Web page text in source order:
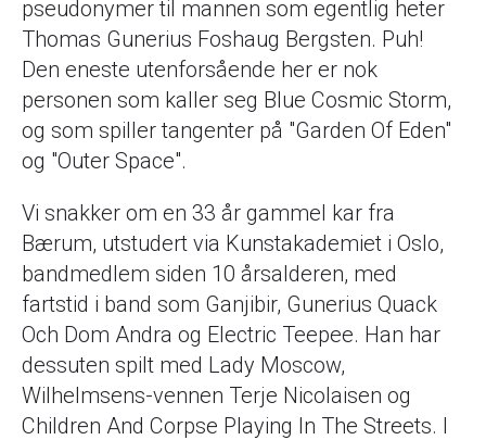
pseudonymer til mannen som egentlig heter
Thomas Gunerius Foshaug Bergsten. Puh!
Den eneste utenforsående her er nok
personen som kaller seg Blue Cosmic Storm,
og som spiller tangenter på "Garden Of Eden"
og "Outer Space".
Vi snakker om en 33 år gammel kar fra
Bærum, utstudert via Kunstakademiet i Oslo,
bandmedlem siden 10 årsalderen, med
fartstid i band som Ganjibir, Gunerius Quack
Och Dom Andra og Electric Teepee. Han har
dessuten spilt med Lady Moscow,
Wilhelmsens-vennen Terje Nicolaisen og
Children And Corpse Playing In The Streets. I